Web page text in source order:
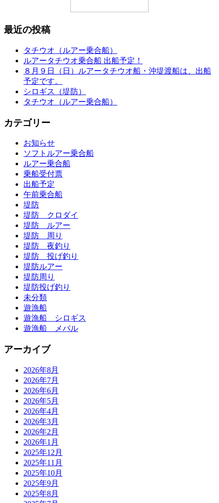
最近の投稿
タチウオ（ルアー乗合船）
ルアータチウオ乗合船 出船予定！
８月９日（日）ルアータチウオ船・沖堤渡船は、出船
予定です。
シロギス（堤防）
タチウオ（ルアー乗合船）
カテゴリー
お知らせ
ソフトルアー乗合船
ルアー乗合船
乗船受付票
出船予定
午前乗合船
堤防
堤防 クロダイ
堤防 ルアー
堤防 周り
堤防 夜釣り
堤防 投げ釣り
堤防ルアー
堤防周り
堤防投げ釣り
未分類
遊漁船
遊漁船 シロギス
遊漁船 メバル
アーカイブ
2026年8月
2026年7月
2026年6月
2026年5月
2026年4月
2026年3月
2026年2月
2026年1月
2025年12月
2025年11月
2025年10月
2025年9月
2025年8月